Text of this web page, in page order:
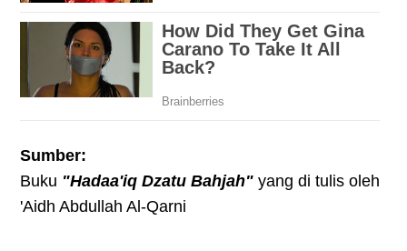
Sumber:
Buku "Hadaa'iq Dzatu Bahjah" yang di tulis oleh
'Aidh Abdullah Al-Qarni